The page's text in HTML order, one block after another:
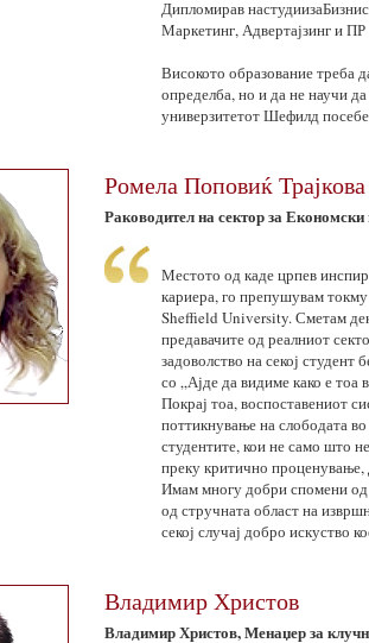
Дипломирав
Маркетинг, Адвертајзинг и ПР
Високото образование треба
определба, но и да не научи
универзитетот Шефилд
Ромела Поповиќ Трајкова
Раководител на сектор за
Местото од каде црпев
кариера, го препушувам
Sheffield University. Сметам
предавачите од реалниот
задоволство на секој
со „Ајде да видиме како е тоа
Покрај тоа, воспоставениот
поттикнување на слободата
студентите, кои не само што
преку критично проценување,
Имам многу добри спомени од
од стручната област на
секој случај добро искуство
Владимир Христов
Владимир Христов, Менаџер за